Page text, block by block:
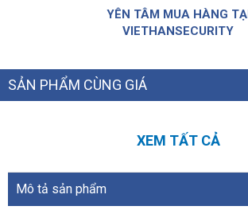
YÊN TÂM MUA HÀNG TẠI
VIETHANSECURITY
SẢN PHẨM CÙNG GIÁ
XEM TẤT CẢ
Mô tả sản phẩm